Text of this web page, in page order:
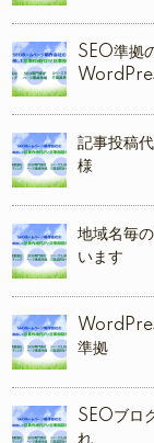
SEO準拠
記事投稿
様
地域名毎
います
準拠
SEOブロ